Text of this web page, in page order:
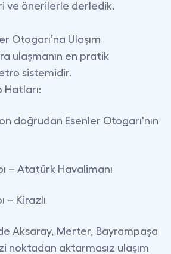
ve önerilerle derledik.
Otogarı’na Ulaşım
ulaşmanın en pratik
sistemidir.
Hatları:
doğrudan Esenler Otogarı'nın
– Atatürk Havalimanı
– Kirazlı
Aksaray, Merter, Bayrampaşa
noktadan aktarmasız ulaşım